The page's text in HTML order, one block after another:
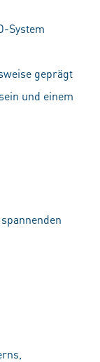
System
geprägt
und einem